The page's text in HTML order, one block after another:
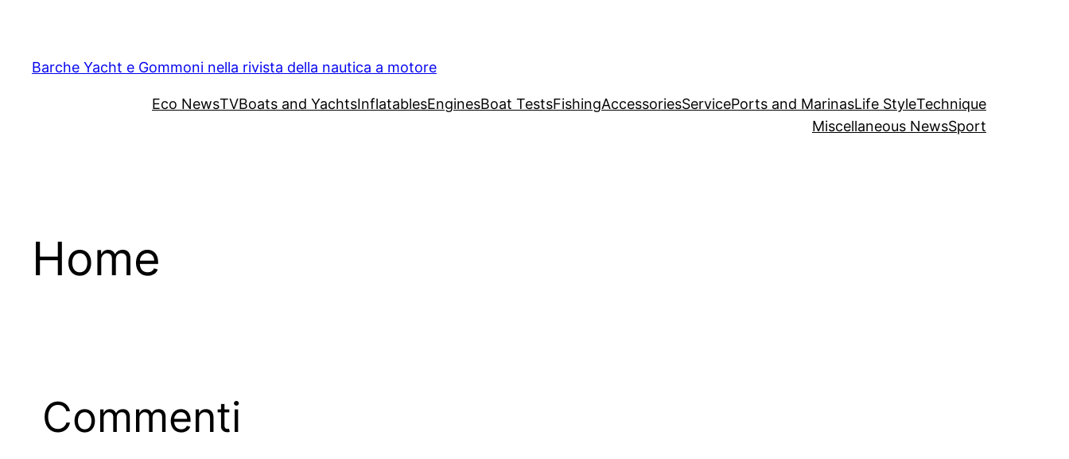
contenuto
Barche Yacht e Gommoni nella rivista della nautica a motore
Eco NewsTVBoats and YachtsInflatablesEnginesBoat TestsFishingAccessoriesServicePorts and MarinasLife StyleTechnique
Miscellaneous NewsSport
Home
Commenti